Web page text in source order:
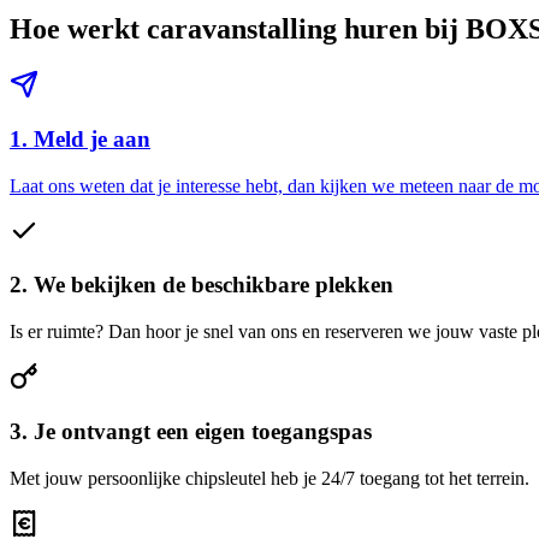
Hoe werkt caravanstalling huren bij
1. Meld je aan
Laat ons weten dat je interesse hebt, dan kijken we meteen naar de
2. We bekijken de beschikbare plekken
Is er ruimte? Dan hoor je snel van ons en reserveren we jouw vaste
3. Je ontvangt een eigen toegangspas
Met jouw persoonlijke chipsleutel heb je 24/7 toegang tot het terrein.